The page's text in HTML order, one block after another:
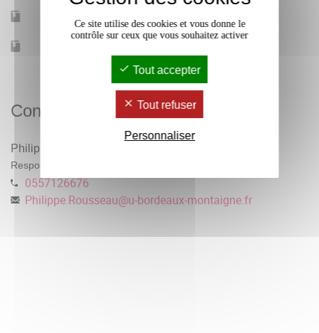
Contacts
Philippe Rousseau
Responsable pédagogique
0557126676
Philippe.Rousseau@u-bordeaux-montaigne.fr
Ce site utilise des cookies et vous donne le
contrôle sur ceux que vous souhaitez activer
Tout accepter
Tout refuser
Personnaliser